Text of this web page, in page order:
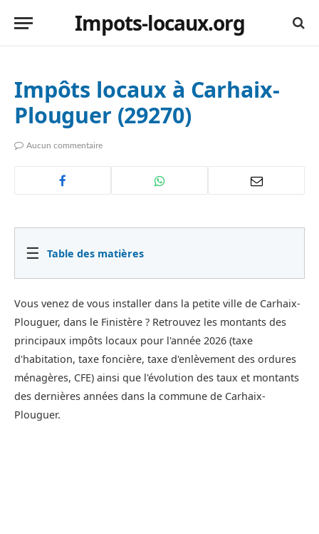
Impots-locaux.org
Impôts locaux à Carhaix-
Plouguer (29270)
Aucun commentaire
☰ Table des matières
Vous venez de vous installer dans la petite ville de Carhaix-
Plouguer, dans le Finistère ? Retrouvez les montants des
principaux impôts locaux pour l'année 2026 (taxe
d'habitation, taxe foncière, taxe d'enlèvement des ordures
ménagères, CFE) ainsi que l'évolution des taux et montants
des dernières années dans la commune de Carhaix-
Plouguer.